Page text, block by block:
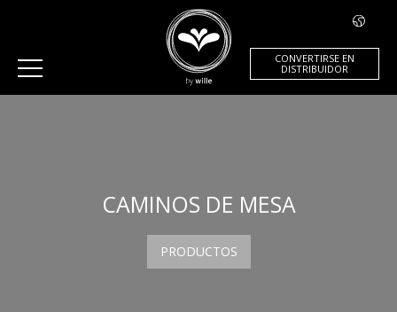
CONVERTIRSE EN
DISTRIBUIDOR
CAMINOS DE MESA
PRODUCTOS